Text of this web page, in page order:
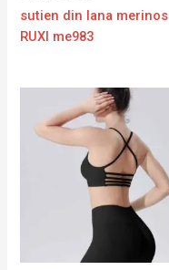
sutien din lana merinos
RUXI me983